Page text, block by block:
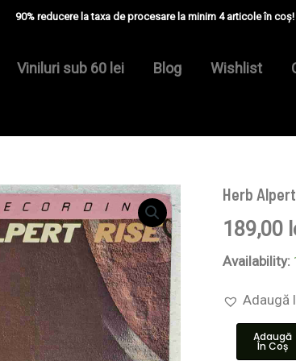
90% reducere la taxa de procesare la minim 4 articole în
Viniluri sub 60 lei Blog Wishlist
Herb
189,00
Availability:
Adaugă
Cantitate
Alpert
–
Rise
VINIL
Adaugă
În Coș